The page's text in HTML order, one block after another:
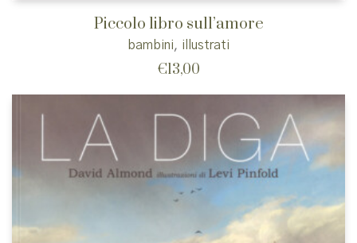
Piccolo libro sull’amore
bambini, illustrati
€13,00